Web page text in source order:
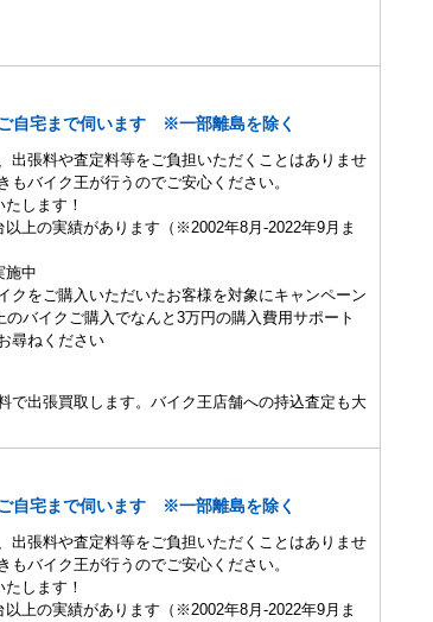
自宅まで伺います ※一部離島を除く
出張料や査定料等をご負担いただくことはありませ
もバイク王が行うのでご安心ください。
します！
上の実績があります（※2002年8月-2022年9月ま
施中
クをご購入いただいたお客様を対象にキャンペーン
バイクご購入でなんと3万円の購入費用サポート
尋ねください
で出張買取します。バイク王店舗への持込査定も大
自宅まで伺います ※一部離島を除く
出張料や査定料等をご負担いただくことはありませ
もバイク王が行うのでご安心ください。
します！
上の実績があります（※2002年8月-2022年9月ま